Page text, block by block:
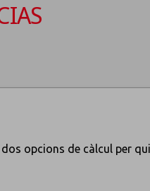
opcions de càlcul per